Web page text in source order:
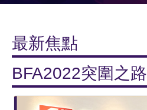
最新焦點
BFA2022突圍之路